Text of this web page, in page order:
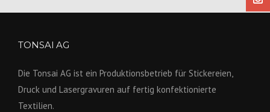
TONSAI AG
Die Tonsai AG ist ein Produktions­betrieb für Stickereien,
Druck und Lasergravuren auf fertig konfek­tionierte
Textilien.